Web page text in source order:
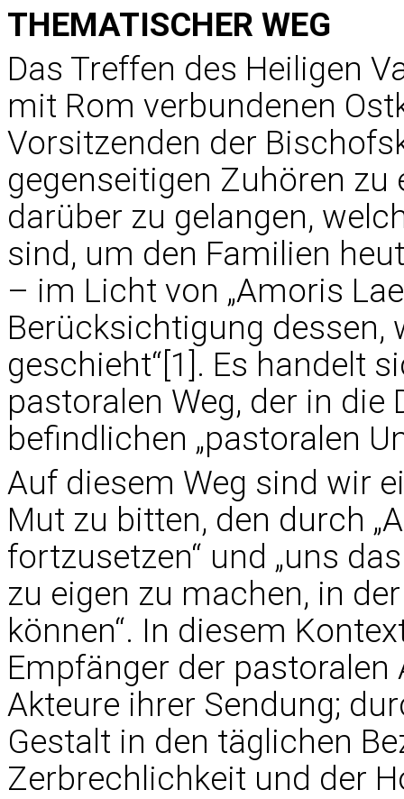
THEMATISCHER WEG
Das Treffen des Heiligen
mit Rom verbundenen
Vorsitzenden der
gegenseitigen Zuhören
darüber zu gelangen,
sind, um den Familien
– im Licht von „Amoris
Berücksichtigung dessen,
geschieht“[1]. Es handelt
pastoralen Weg, der in
befindlichen „pastoralen
Auf diesem Weg sind wir
Mut zu bitten, den durch
fortzusetzen“ und „uns
zu eigen zu machen, in
können“. In diesem
Empfänger der
Akteure ihrer Sendung;
Gestalt in den täglichen
Zerbrechlichkeit und der